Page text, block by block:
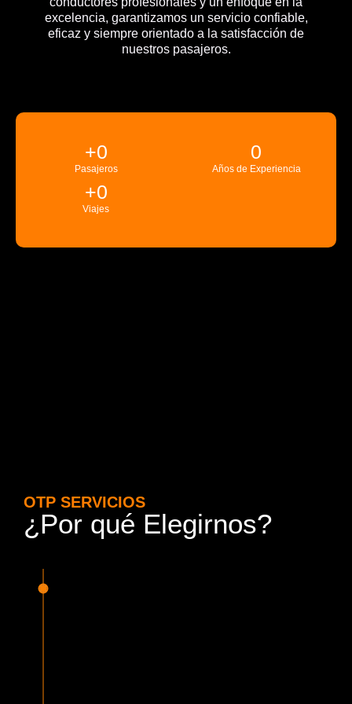
excelencia, garantizamos un servicio confiable,
eficaz y siempre orientado a la satisfacción de
nuestros pasajeros.
Pasajeros
+0
Años de Experiencia
0
Viajes
+0
OTP SERVICIOS
¿Por qué Elegirnos?